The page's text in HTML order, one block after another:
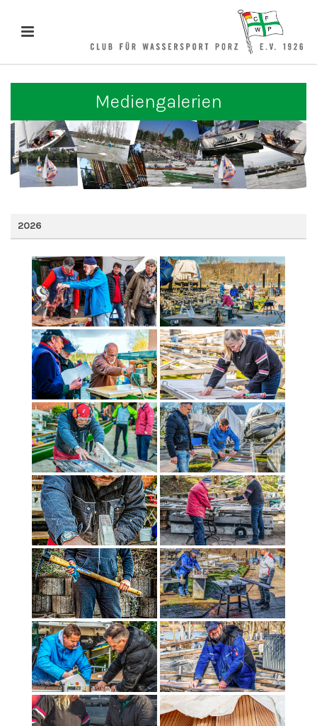
Mediengalerien
2026